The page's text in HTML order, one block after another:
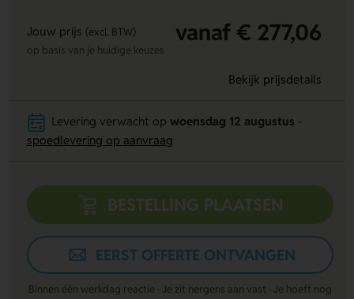
Jouw prijs (excl. BTW) vanaf € 277,06
op basis van je huidige keuzes
Bekijk prijsdetails
Levering verwacht op woensdag 12 augustus
spoedlevering op aanvraag
BESTELLING PLAATSEN
EERST OFFERTE ONTVANGEN
Binnen één werkdag reactie · Je zit nergens aan vast · Je hoeft nog